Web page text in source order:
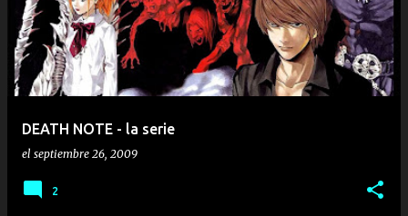
DEATH NOTE - la serie
el septiembre 26, 2009
2